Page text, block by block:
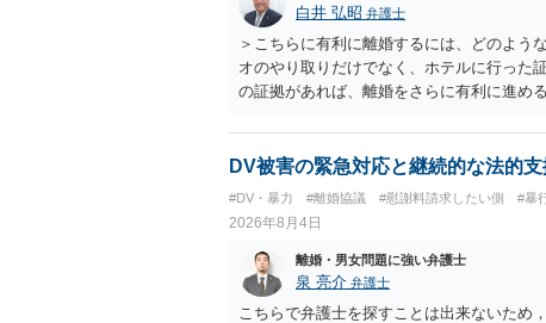
白井 弘昭 弁護士
＞こちらに有利に離婚するには、どのよう
オのやり取りだけでなく、ホテルに行った
の証拠があれば、離婚をさらに有利に進め
がありますので、ご注意ください。 以上、
DV被害の緊急対応と継続的な法的
#DV・暴力 #離婚協議 #慰謝料請求したい側 #暴
2026年8月4日
離婚・男女問題に強い弁護士
泉 亮介 弁護士
こちらで弁護士を探すことは出来ないため